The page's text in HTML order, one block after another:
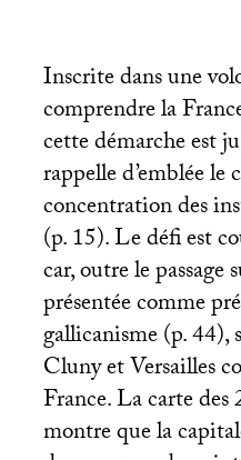
Inscrite dans une
comprendre la
cette démarche est
rappelle d’emblée le
concentration des
(p. 15). Le défi est
car, outre le
présentée comme
gallicanisme (p. 44),
Cluny et Versailles
France. La carte des
montre que la